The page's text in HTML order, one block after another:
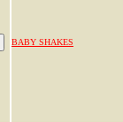
BABY SHAKES